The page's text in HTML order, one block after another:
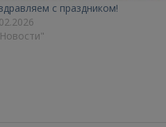
с праздником!